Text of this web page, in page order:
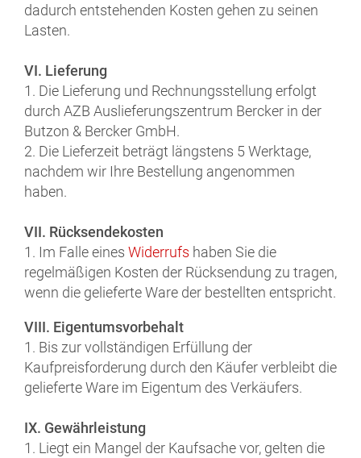
dadurch entstehenden Kosten gehen zu seinen
Lasten.
VI. Lieferung
1. Die Lieferung und Rechnungsstellung erfolgt
durch AZB Auslieferungszentrum Bercker in der
Butzon & Bercker GmbH.
2. Die Lieferzeit beträgt längstens 5 Werktage,
nachdem wir Ihre Bestellung angenommen
haben.
VII. Rücksendekosten
1. Im Falle eines Widerrufs haben Sie die
regelmäßigen Kosten der Rücksendung zu tragen,
wenn die gelieferte Ware der bestellten entspricht.
VIII. Eigentumsvorbehalt
1. Bis zur vollständigen Erfüllung der
Kaufpreisforderung durch den Käufer verbleibt die
gelieferte Ware im Eigentum des Verkäufers.
IX. Gewährleistung
1. Liegt ein Mangel der Kaufsache vor, gelten die